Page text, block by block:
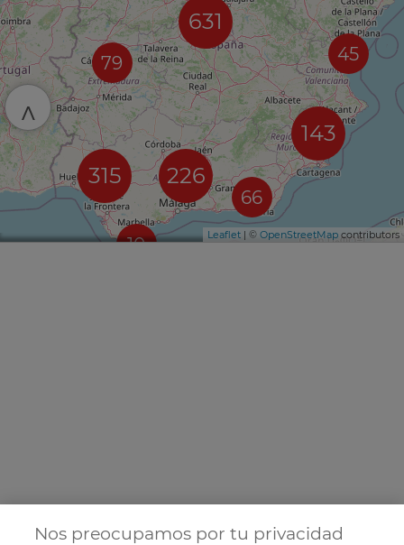
79
631
10
226
315
66
45
143
Leaflet | © OpenStreetMap contributors
^
Nos preocupamos por tu privacidad